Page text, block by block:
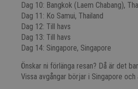
Dag 10: Bangkok (Laem Chabang),
Dag 11: Ko Samui, Thailand
Dag 12: Till havs
Dag 13: Till havs
Dag 14: Singapore, Singapore
Önskar ni förlänga resan? Då är det
Vissa avgångar börjar i Singapore